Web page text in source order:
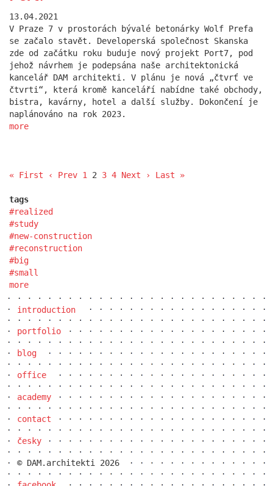
13.04.2021
V Praze 7 v prostorách bývalé betonárky Wolf Prefa
se začalo stavět. Developerská společnost Skanska
zde od začátku roku buduje nový projekt Port7, pod
jehož návrhem je podepsána naše architektonická
kancelář DAM architekti. V plánu je nová „čtvrť ve
čtvrti“, která kromě kanceláří nabídne také obchody,
bistra, kavárny, hotel a další služby. Dokončení je
naplánováno na rok 2023.
more
« First ‹ Prev 1 2 3 4 Next › Last »
tags
realized
study
new-construction
reconstruction
big
small
more
introduction
portfolio
blog
office
academy
contact
česky
© DAM.architekti 2026